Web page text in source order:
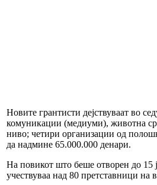
Новите грантисти дејствуваат во
комуникации (медиуми), животна
ниво; четири организации од
да надмине 65.000.000 денари.
На повикот што беше отворен до 15
учествуваа над 80 претставници на